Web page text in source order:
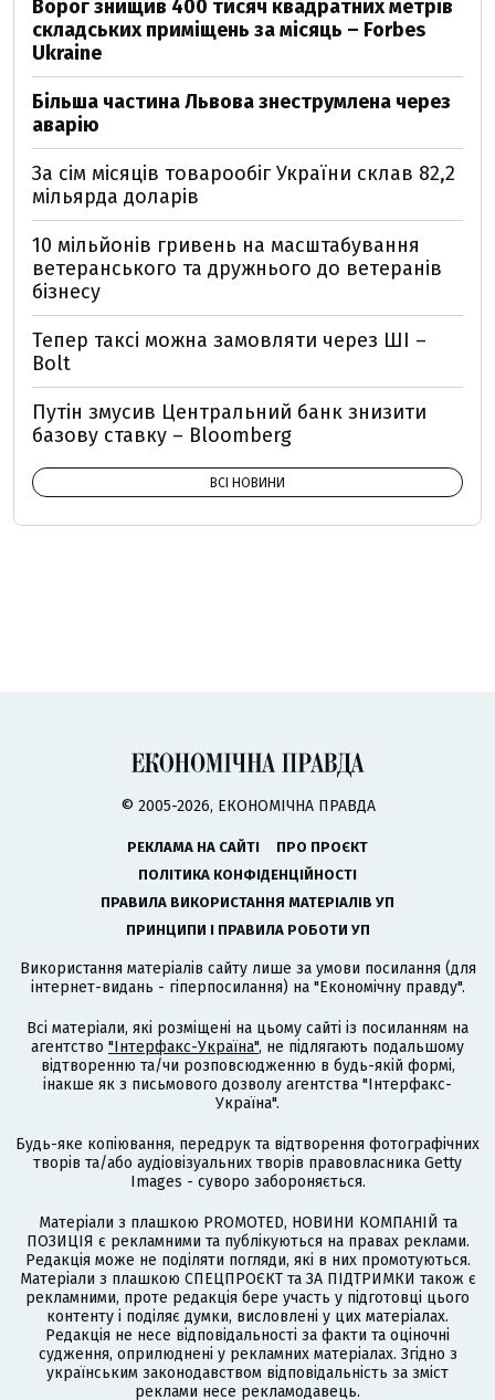
Ворог знищив 400 тисяч квадратних метрів
складських приміщень за місяць – Forbes
Ukraine
Більша частина Львова знеструмлена через
аварію
За сім місяців товарообіг України склав 82,2
мільярда доларів
10 мільйонів гривень на масштабування
ветеранського та дружнього до ветеранів
бізнесу
Тепер таксі можна замовляти через ШІ –
Bolt
Путін змусив Центральний банк знизити
базову ставку – Bloomberg
ВСІ НОВИНИ
© 2005-2026, ЕКОНОМІЧНА ПРАВДА
РЕКЛАМА НА САЙТІ
ПРО ПРОЄКТ
ПОЛІТИКА КОНФІДЕНЦІЙНОСТІ
ПРАВИЛА ВИКОРИСТАННЯ МАТЕРІАЛІВ УП
ПРИНЦИПИ І ПРАВИЛА РОБОТИ УП
Використання матеріалів сайту лише за умови посилання (для
інтернет-видань - гіперпосилання) на "Економічну правду".
Всі матеріали, які розміщені на цьому сайті із посиланням на
агентство "Інтерфакс-Україна", не підлягають подальшому
відтворенню та/чи розповсюдженню в будь-якій формі,
інакше як з письмового дозволу агентства "Інтерфакс-
Україна".
Будь-яке копіювання, передрук та відтворення фотографічних
творів та/або аудіовізуальних творів правовласника Getty
Images - суворо забороняється.
Матеріали з плашкою PROMOTED, НОВИНИ КОМПАНІЙ та
ПОЗИЦІЯ є рекламними та публікуються на правах реклами.
Редакція може не поділяти погляди, які в них промотуються.
Матеріали з плашкою СПЕЦПРОЄКТ та ЗА ПІДТРИМКИ також є
рекламними, проте редакція бере участь у підготовці цього
контенту і поділяє думки, висловлені у цих матеріалах.
Редакція не несе відповідальності за факти та оціночні
судження, оприлюднені у рекламних матеріалах. Згідно з
українським законодавством відповідальність за зміст
реклами несе рекламодавець.